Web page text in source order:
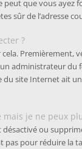
peut que vous
sûr de l’adresse
?
Premièrement,
administrateur
site Internet ait
je ne peux
ou
pour réduire la